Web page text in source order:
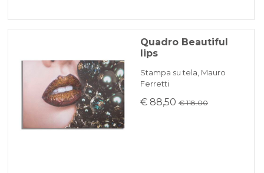
Quadro Beautiful
lips
Stampa su tela, Mauro
Ferretti
€ 88,50 € 118.00